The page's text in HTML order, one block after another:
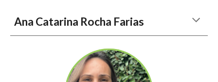
Ana Catarina Rocha Farias